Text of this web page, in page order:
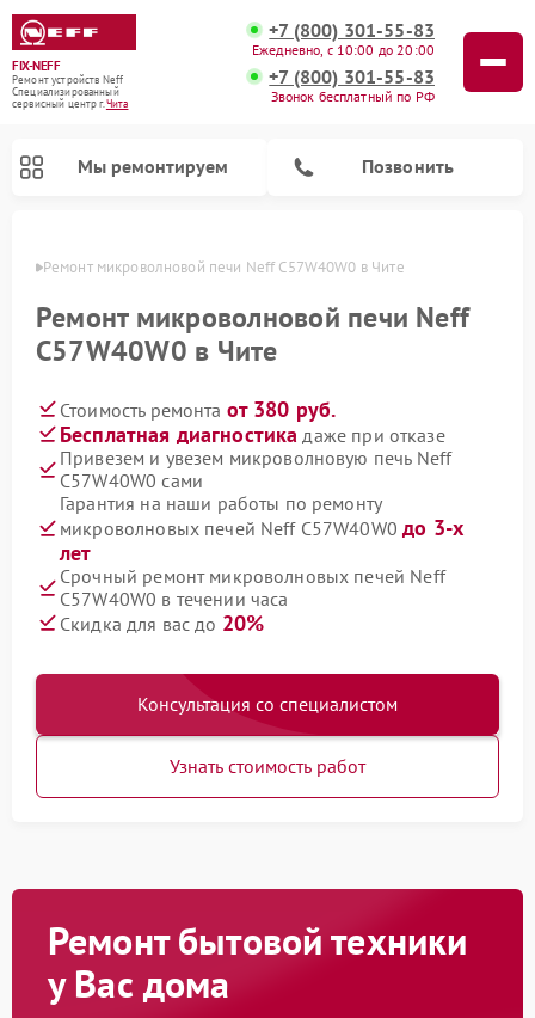
FIX-NEFF
Ремонт устройств Neff
Специализированный
cервисный центр г.Чита
+7 (800) 301-55-83
Ежедневно, с 10:00 до 20:00
+7 (800) 301-55-83
Звонок бесплатный по РФ
Мы ремонтируем Позвонить
Ремонт микроволновой печи Neff C57W40W0 в Чите
Ремонт микроволновой печи Neff
C57W40W0 в Чите
Стоимость ремонта от 380 руб.
Бесплатная диагностика даже при отказе
Привезем и увезем микроволновую печь Neff
C57W40W0 сами
Гарантия на наши работы по ремонту
микроволновых печей Neff C57W40W0до 3-х
лет
Срочный ремонт микроволновых печей Neff
C57W40W0 в течении часа
Скидка для вас до 20%
Консультация со специалистом
Узнать стоимость работ
Ремонт бытовой техники
у Вас дома